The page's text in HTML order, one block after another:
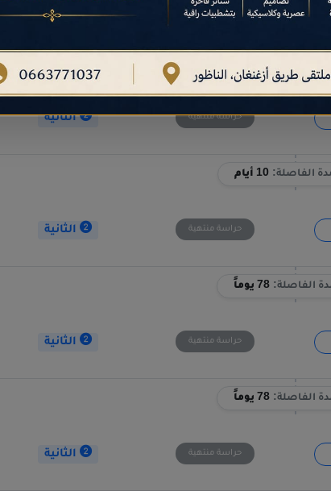
حراسة منتهية
حراسة منتهية الثانية
الفاصلة: 10 أيام
حراسة منتهية الثانية
الفاصلة: 78 يوماً
حراسة منتهية الثانية
الفاصلة: 78 يوماً
حراسة منتهية الثانية